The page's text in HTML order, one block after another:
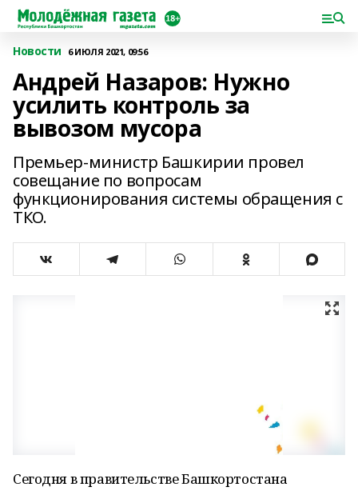
Новости 6 ИЮЛЯ 2021, 09:56
Андрей Назаров: Нужно
усилить контроль за
вывозом мусора
Премьер-министр Башкирии провел
совещание по вопросам
функционирования системы обращения с
ТКО.
Сегодня в правительстве Башкортостана